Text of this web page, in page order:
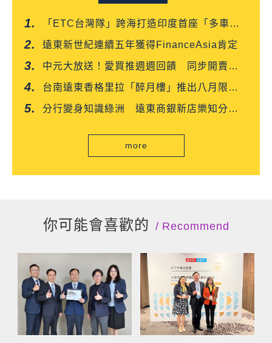
「ETC台灣隊」跨海打造印度首座「多車道
自由流」電子收費系統正式通車
遠東新世紀連續五年獲得FinanceAsia肯定
中元大放送！愛買推週週回饋 同步開賣白
沙屯媽平安箱
台南遠東香格里拉「醉月樓」推出八月限定
「功夫新菜嘗鮮優惠」
分行變身知識綠洲 遠東商銀新店樂知分行
more
你可能會喜歡的 Recommend